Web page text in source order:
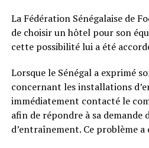
La Fédération Sénégalaise de
de choisir un hôtel pour son
cette possibilité lui a été
Lorsque le Sénégal a exprimé
concernant les installations
immédiatement contacté le
afin de répondre à sa demande
d’entraînement. Ce problème a